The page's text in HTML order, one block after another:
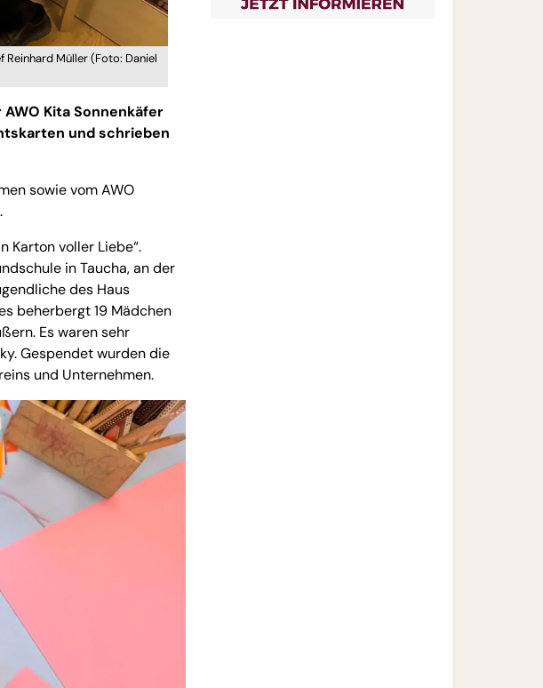
Müller (Foto: Daniel
Kita Sonnenkäfer
und schrieben
sowie vom AWO
Karton voller Liebe“.
in Taucha, an der
des Haus
beherbergt 19 Mädchen
Es waren sehr
Gespendet wurden die
und Unternehmen.